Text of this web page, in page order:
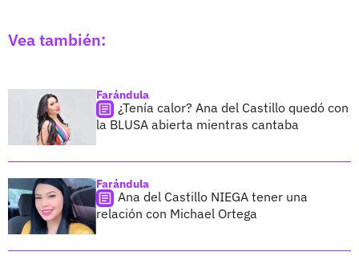
Vea también:
Farándula
¿Tenía calor? Ana del Castillo quedó con
la BLUSA abierta mientras cantaba
Farándula
Ana del Castillo NIEGA tener una
relación con Michael Ortega